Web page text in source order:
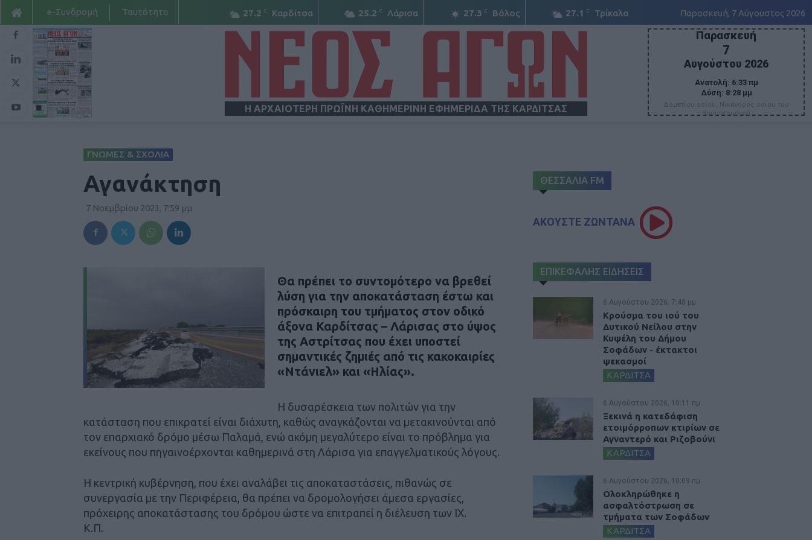
27.2 C Καρδίτσα 25.2 C Λάρισα 27.3 C Βόλος 27.1 C Τρίκαλα Παρασκευή, 7 Αύγουστος 2026
e-Συνδρομή Ταυτότητα
Η ΑΡΧΑΙΟΤΕΡΗ ΠΡΩΪΝΗ ΚΑΘΗΜΕΡΙΝΗ ΕΦΗΜΕΡΙΔΑ ΤΗΣ ΚΑΡΔΙΤΣΑΣ
Παρασκευή
7
Αυγούστου 2026
Ανατολή: 6:33 πμ
Δύση: 8:28 μμ
Δομετίου οσίου, Νικάνορος οσίου του
θαυματουργού
ΓΝΩΜΕΣ & ΣΧΟΛΙΑ
Αγανάκτηση
7 Νοεμβρίου 2023, 7:59 μμ
Θα πρέπει το συντομότερο να βρεθεί
λύση για την αποκατάσταση έστω και
πρόσκαιρη του τμήματος στον οδικό
άξονα Καρδίτσας – Λάρισας στο ύψος
της Αστρίτσας που έχει υποστεί
σημαντικές ζημιές από τις κακοκαιρίες
«Ντάνιελ» και «Ηλίας».
Η δυσαρέσκεια των πολιτών για την
κατάσταση που επικρατεί είναι διάχυτη, καθώς αναγκάζονται να μετακινούνται από
τον επαρχιακό δρόμο μέσω Παλαμά, ενώ ακόμη μεγαλύτερο είναι το πρόβλημα για
εκείνους που πηγαινοέρχονται καθημερινά στη Λάρισα για επαγγελματικούς λόγους.
Η κεντρική κυβέρνηση, που έχει αναλάβει τις αποκαταστάσεις, πιθανώς σε
συνεργασία με την Περιφέρεια, θα πρέπει να δρομολογήσει άμεσα εργασίες,
πρόχειρης αποκατάστασης του δρόμου ώστε να επιτραπεί η διέλευση των ΙΧ.
Κ.Π.
ΘΕΣΣΑΛΙΑ FM
ΑΚΟΥΣΤΕ ΖΩΝΤΑΝΑ
ΕΠΙΚΕΦΑΛΗΣ ΕΙΔΗΣΕΙΣ
6 Αυγούστου 2026, 7:48 μμ
Κρούσμα του ιού του
Δυτικού Νείλου στην
Κυψέλη του Δήμου
Σοφάδων - έκτακτοι
ψεκασμοί
ΚΑΡΔΙΤΣΑ
6 Αυγούστου 2026, 10:11 πμ
Ξεκινά η κατεδάφιση
ετοιμόρροπων κτιρίων σε
Αγναντερό και Ριζοβούνι
ΚΑΡΔΙΤΣΑ
6 Αυγούστου 2026, 10:09 πμ
Ολοκληρώθηκε η
ασφαλτόστρωση σε
τμήματα των Σοφάδων
ΚΑΡΔΙΤΣΑ